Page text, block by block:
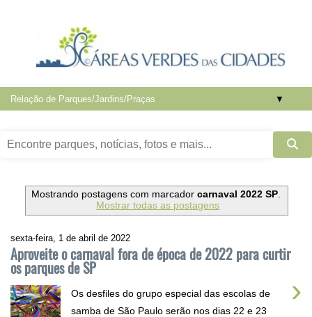
▼
Mostrando postagens com marcador carnaval 2022 SP.
Mostrar todas as postagens
sexta-feira, 1 de abril de 2022
Aproveite o carnaval fora de época de 2022 para curtir
os parques de SP
›
Os desfiles do grupo especial das escolas de
samba de São Paulo serão nos dias 22 e 23